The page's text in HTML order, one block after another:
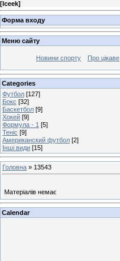
[Iceek]
Форма входу
Меню сайту
Новини спорту Про цікаве
Categories
Футбол [127]
Бокс [32]
Баскетбол [9]
Хокей [9]
Формула - 1 [5]
Теніс [9]
Американский футбол [2]
Інші види [15]
Головна » 13543
Матеріалів немає
Calendar